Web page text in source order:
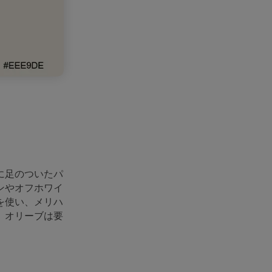
足のついたパ
やオフホワイ
使い、メリハ
オリーブは要